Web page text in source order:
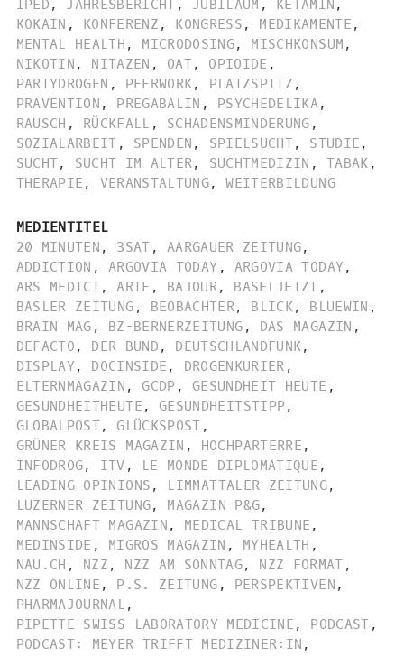
IPED , JAHRESBERICHT , JUBILÄUM , KETAMIN ,
KOKAIN , KONFERENZ , KONGRESS , MEDIKAMENTE ,
MENTAL HEALTH , MICRODOSING, MISCHKONSUM ,
NIKOTIN , NITAZEN , OAT, OPIOIDE ,
PARTYDROGEN , PEERWORK, PLATZSPITZ ,
PRÄVENTION , PREGABALIN , PSYCHEDELIKA,
RAUSCH , RÜCKFALL , SCHADENSMINDERUNG ,
SOZIALARBEIT , SPENDEN , SPIELSUCHT, STUDIE ,
SUCHT, SUCHT IM ALTER, SUCHTMEDIZIN , TABAK ,
THERAPIE , VERANSTALTUNG, WEITERBILDUNG
MEDIENTITEL
20 MINUTEN , 3SAT , AARGAUER ZEITUNG,
ADDICTION , ARGOVIA TODAY , ARGOVIA TODAY,
ARS MEDICI , ARTE , BAJOUR, BASELJETZT ,
BASLER ZEITUNG , BEOBACHTER, BLICK, BLUEWIN ,
BRAIN MAG , BZ-BERNERZEITUNG , DAS MAGAZIN ,
DEFACTO , DER BUND , DEUTSCHLANDFUNK,
DISPLAY, DOCINSIDE , DROGENKURIER ,
ELTERNMAGAZIN , GCDP , GESUNDHEIT HEUTE ,
GESUNDHEITHEUTE , GESUNDHEITSTIPP,
GLOBALPOST, GLÜCKSPOST ,
GRÜNER KREIS MAGAZIN , HOCHPARTERRE ,
INFODROG, ITV , LE MONDE DIPLOMATIQUE ,
LEADING OPINIONS , LIMMATTALER ZEITUNG,
LUZERNER ZEITUNG, MAGAZIN P&G,
MANNSCHAFT MAGAZIN , MEDICAL TRIBUNE ,
MEDINSIDE , MIGROS MAGAZIN , MYHEALTH ,
NAU.CH , NZZ , NZZ AM SONNTAG, NZZ FORMAT ,
NZZ ONLINE , P.S. ZEITUNG , PERSPEKTIVEN ,
PHARMAJOURNAL ,
PIPETTE SWISS LABORATORY MEDICINE , PODCAST ,
PODCAST: MEYER TRIFFT MEDIZINER:IN ,